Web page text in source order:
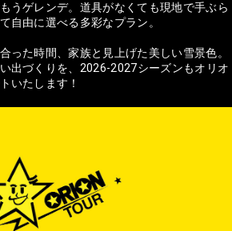
うゲレンデ。道具がなくても現地で手ぶら
自由に選べる多彩なプラン。
った時間、家族と見上げた美しい雪景色。
出づくりを、2026-2027シーズンもオリオ
いたします！